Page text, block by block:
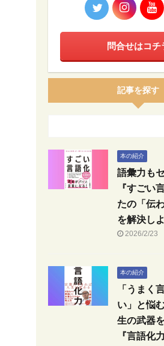
問合せはコチ
記事を探す
本の紹介
語彙力も
『すごい
たの「伝
を解決し
2026/2/23
本の紹介
「うまく
い」と悩
生の武器
『言語化力